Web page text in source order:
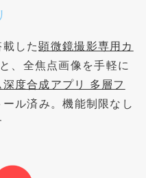
載した顕微鏡撮影専用カ
と、全焦点画像を手軽に
深度合成アプリ 多層フ
ル済み。機能制限なし